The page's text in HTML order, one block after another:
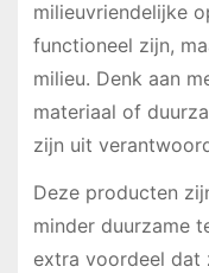
milieuvriendelijke
functioneel zijn,
milieu. Denk aan
materiaal of
zijn uit
Deze producten
minder duurzame
extra voordeel dat